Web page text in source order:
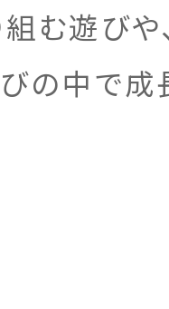
む遊びや
の中で